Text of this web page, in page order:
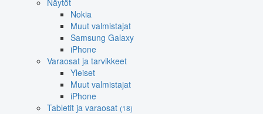
Nokia
Muut valmistajat
Samsung Galaxy
iPhone
Varaosat ja tarvikkeet
Yleiset
Muut valmistajat
iPhone
Tabletit ja varaosat (18)